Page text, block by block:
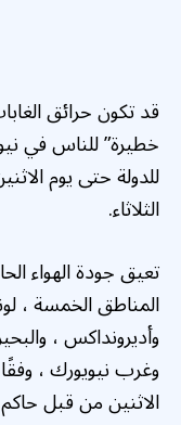
قد تكون حرائق
خطيرة” للناس في
للدولة حتى يوم
الثلاثاء.
تعيق جودة الهواء
المناطق الخمسة ،
وأديرونداكس ،
وغرب نيويورك ،
الاثنين من قبل